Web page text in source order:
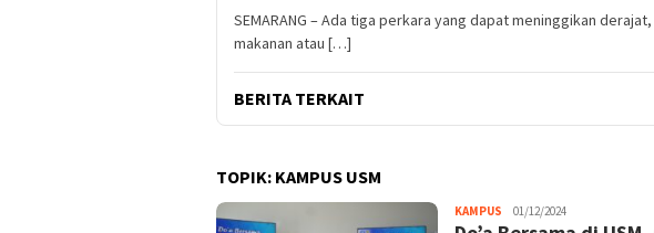
SEMARANG – Ada tiga perkara yang dapat meninggikan
makanan atau […]
BERITA TERKAIT
TOPIK: KAMPUS USM
KAMPUS Melani
01/12/2024